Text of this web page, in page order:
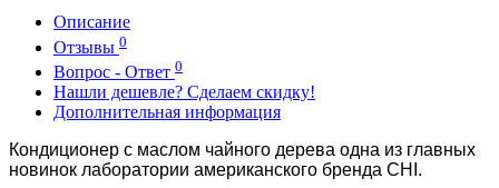
Описание
Отзывы 0
Вопрос - Ответ 0
Нашли дешевле? Сделаем скидку!
Дополнительная информация
Кондиционер с маслом чайного дерева одна из главных
новинок лаборатории американского бренда CHI.